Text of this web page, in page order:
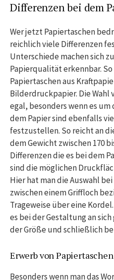
Differenzen bei dem
Wer jetzt Papiertaschen
reichlich viele Differenzen
Unterschiede machen sich
Papierqualität erkennbar.
Papiertaschen aus
Bilderdruckpapier. Die Wahl
egal, besonders wenn es
dem Papier sind ebenfalls
festzustellen. So reicht an
dem Gewicht zwischen 170
Differenzen die es bei dem
sind die möglichen
Hier hat man die Auswahl
zwischen einem Griffloch
Trageweise über eine
es bei der Gestaltung an
der Größe und schließlich
Erwerb von
Besonders wenn man das